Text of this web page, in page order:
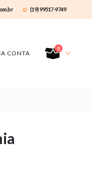
(19) 99517-9749
CONTA
0